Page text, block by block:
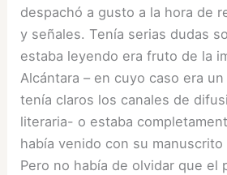
despachó a gusto a la hora de
y señales. Tenía serias dudas
estaba leyendo era fruto de la
Alcántara – en cuyo caso era
tenía claros los canales de
literaria- o estaba
había venido con su manuscrito
Pero no había de olvidar que el